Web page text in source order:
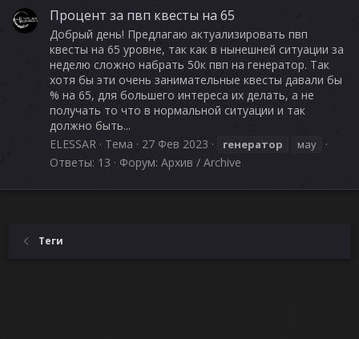
Процент за пвп квесты на 65
Добрый день! Предлагаю актуализировать пвп
квесты на 65 уровне, так как в нынешней ситуации за
неделю сложно набрать 50к пвп на генератор. Так
хотя бы эти очень занимательные квесты давали бы
% на 65, для большего интереса их делать, а не
получать то что в нормальной ситуации и так
должно быть...
ELESSAR
Тема 27 Фев 2023 генератор мау
Ответы: 13 Форум: Архив / Archive
Теги